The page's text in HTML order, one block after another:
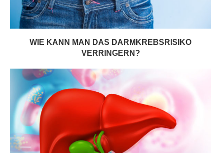
WIE KANN MAN DAS DARMKREBSRISIKO
VERRINGERN?